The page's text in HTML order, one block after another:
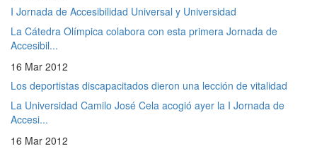
I Jornada de Accesibilidad Universal y Universidad
La Cátedra Olímpica colabora con esta primera Jornada de
Accesibil...
16 Mar 2012
Los deportistas discapacitados dieron una lección de vitalidad
La Universidad Camilo José Cela acogió ayer la I Jornada de
Accesi...
16 Mar 2012